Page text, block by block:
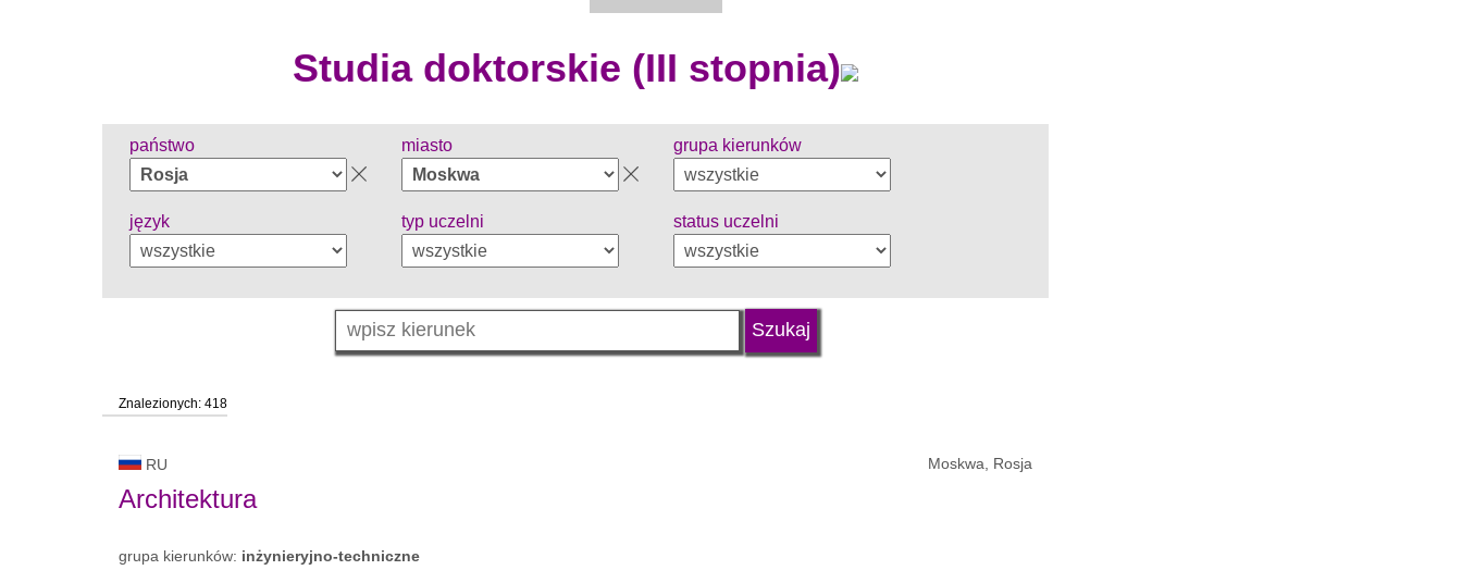
Studia doktorskie (III stopnia)
państwo miasto grupa kierunków
język typ uczelni status uczelni
Znalezionych: 418
RU Moskwa, Rosja
Architektura
grupa kierunków: inżynieryjno-techniczne